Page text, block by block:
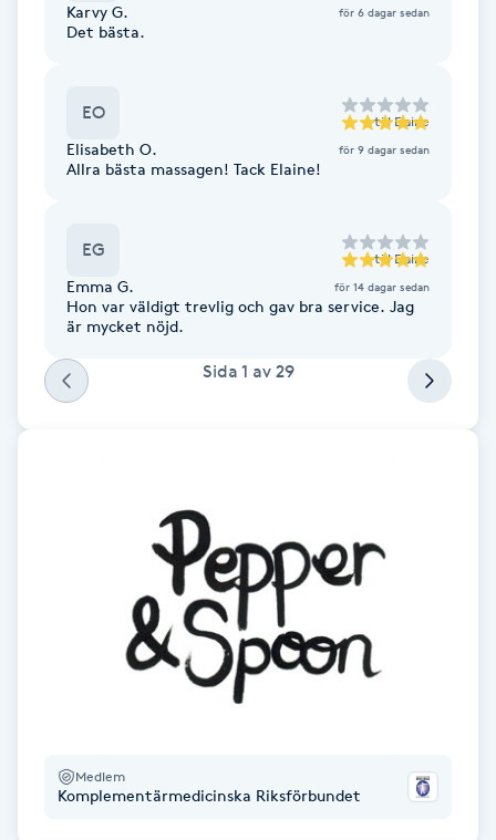
Fettreducering
Fibromassage
Fotmassage
Fotsvamp
Fotvård
Fransborttagning
Fransförlängning
Fransförlängning Volym
Karvy G. för 6 dagar sedan
Det bästa.
EO till Elaine
Elisabeth O. för 9 dagar sedan
Allra bästa massagen! Tack Elaine!
EG till Elaine
Emma G. för 14 dagar sedan
Hon var väldigt trevlig och gav bra service. Jag
är mycket nöjd.
Sida 1 av 29
Medlem
Komplementärmedicinska Riksförbundet